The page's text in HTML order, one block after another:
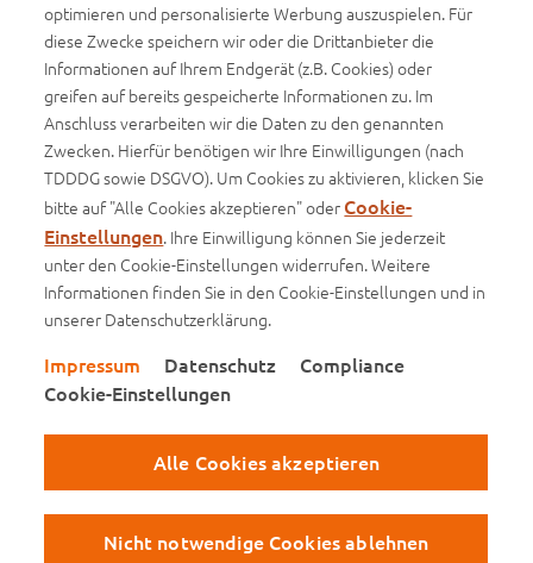
Barrierefreiheitserklärung
Infos
Basisinformationsblätter (BIB)
Produktinformationsblätter
Impressum
Datenschutz
Compliance
Cookie-Einstellungen
Besuchen Sie uns auf Facebook
Besuchen Sie uns auf Instagram
Besuchen Sie uns auf Xing
Besuchen Sie uns auf
Besuchen Sie uns
© Copyright 2026WWK Lebensversicherung a. G.
optimieren und personalisierte Werbung auszuspielen. Für
diese Zwecke speichern wir oder die Drittanbieter die
Informationen auf Ihrem Endgerät (z.B. Cookies) oder
greifen auf bereits gespeicherte Informationen zu. Im
Anschluss verarbeiten wir die Daten zu den genannten
Zwecken. Hierfür benötigen wir Ihre Einwilligungen (nach
TDDDG sowie DSGVO). Um Cookies zu aktivieren, klicken Sie
bitte auf "Alle Cookies akzeptieren" oder Cookie-
Einstellungen. Ihre Einwilligung können Sie jederzeit
unter den Cookie-Einstellungen widerrufen. Weitere
Informationen finden Sie in den Cookie-Einstellungen und in
unserer Datenschutzerklärung.
Impressum Datenschutz
Compliance
Cookie-Einstellungen
Nicht notwendige Cookies ablehnen
Alle Cookies akzeptieren